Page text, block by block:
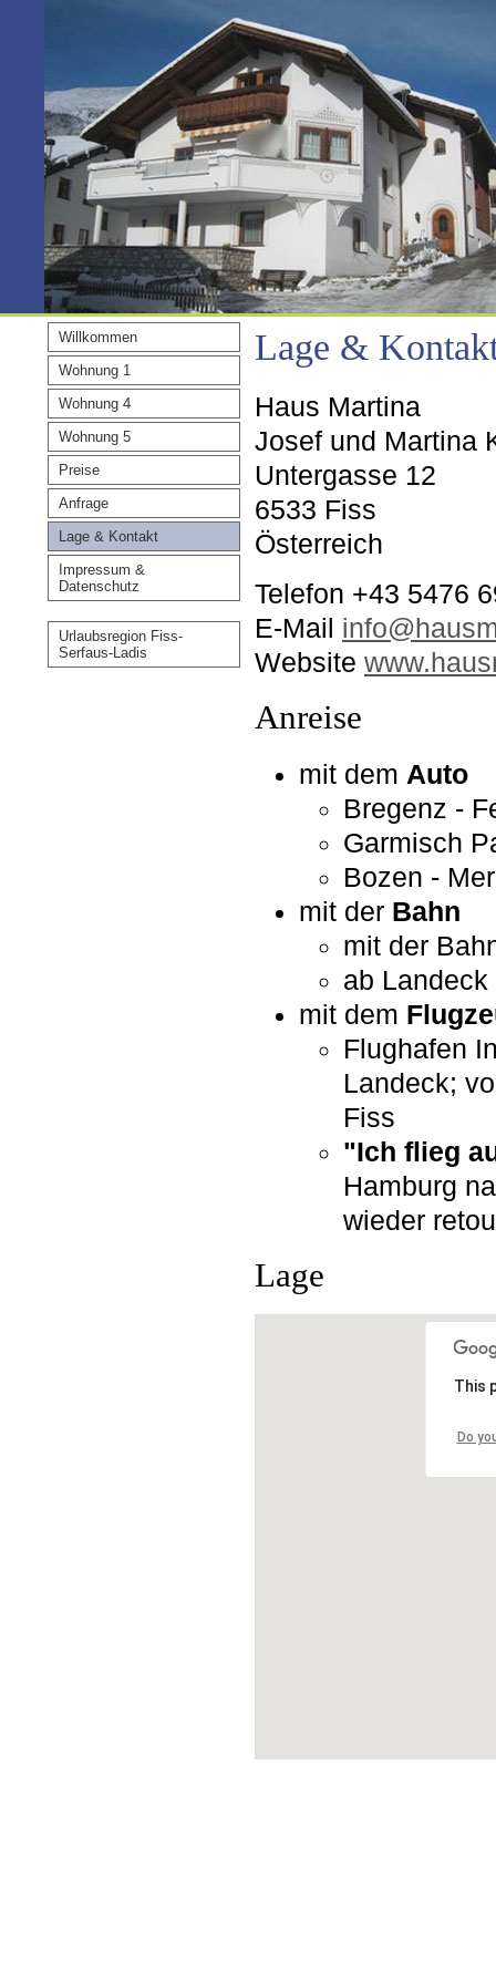
Willkommen
Wohnung 1
Wohnung 4
Wohnung 5
Preise
Anfrage
Lage & Kontakt
Impressum &
Datenschutz
Urlaubsregion Fiss-
Serfaus-Ladis
Lage &
Haus Martina
Josef und Martina
Untergasse 12
6533 Fiss
Österreich
Telefon +43 5476
E-Mail
Website
Anreise
mit dem Auto
Bregenz -
Garmisch
Bozen -
mit der Bahn
mit der
ab
mit dem
Flughafen
Landeck;
Fiss
"Ich flieg
Hamburg
wieder
Lage
This
Do